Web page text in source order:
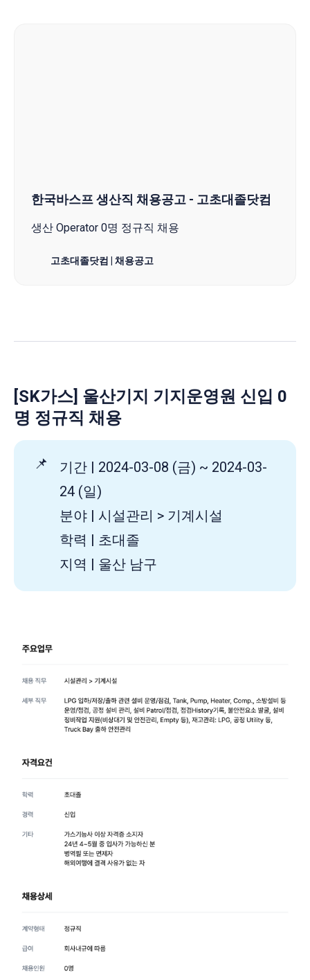
한국바스프 생산직 채용공고 - 고초대졸닷컴
생산 Operator 0명 정규직 채용
고초대졸닷컴 | 채용공고
[SK가스] 울산기지 기지운영원 신입 0
명 정규직 채용
📌
기간 | 2024-03-08 (금) ~ 2024-03-
24 (일)
분야 | 시설관리 > 기계시설
학력 | 초대졸
지역 | 울산 남구